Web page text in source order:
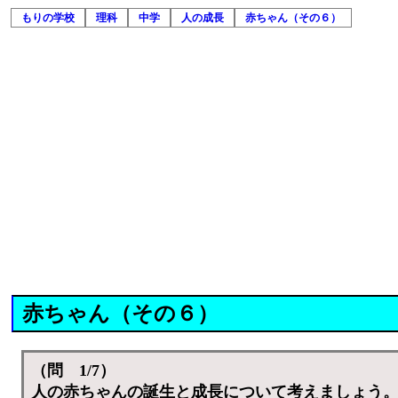
もりの学校 理科 中学 人の成長 赤ちゃん（その６）
赤ちゃん（その６）
（問 1/7）
人の赤ちゃんの誕生と成長について考えましょう